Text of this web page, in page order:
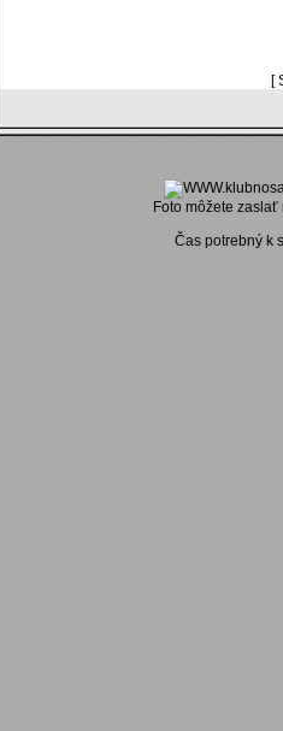
[
Foto môžete
Čas potrebný k